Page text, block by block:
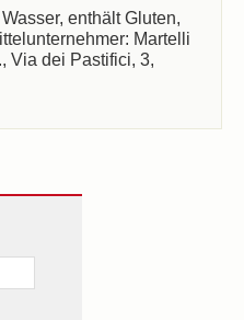
enthält Gluten,
Martelli
Via dei Pastifici, 3,